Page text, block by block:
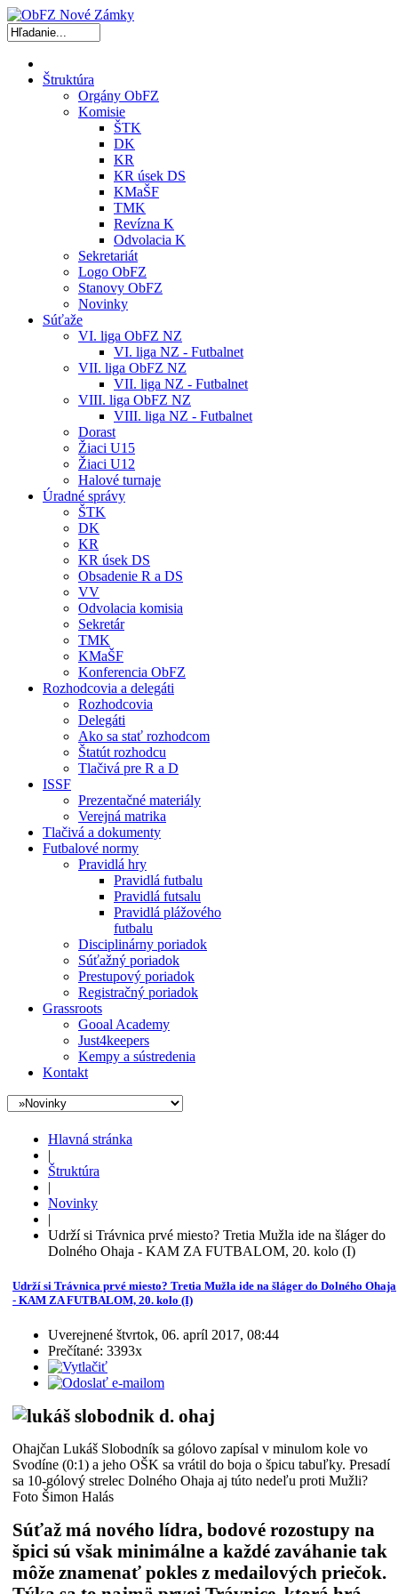
Štruktúra
Orgány ObFZ
Komisie
ŠTK
DK
KR
KR úsek DS
KMaŠF
TMK
Revízna K
Odvolacia K
Sekretariát
Logo ObFZ
Stanovy ObFZ
Novinky
Súťaže
VI. liga ObFZ NZ
VI. liga NZ - Futbalnet
VII. liga ObFZ NZ
VII. liga NZ - Futbalnet
VIII. liga ObFZ NZ
VIII. liga NZ - Futbalnet
Dorast
Žiaci U15
Žiaci U12
Halové turnaje
Úradné správy
ŠTK
DK
KR
KR úsek DS
Obsadenie R a DS
VV
Odvolacia komisia
Sekretár
TMK
KMaŠF
Konferencia ObFZ
Rozhodcovia a delegáti
Rozhodcovia
Delegáti
Ako sa stať rozhodcom
Štatút rozhodcu
Tlačivá pre R a D
ISSF
Prezentačné materiály
Verejná matrika
Tlačivá a dokumenty
Futbalové normy
Pravidlá hry
Pravidlá futbalu
Pravidlá futsalu
Pravidlá plážového
futbalu
Disciplinárny poriadok
Súťažný poriadok
Prestupový poriadok
Registračný poriadok
Grassroots
Gooal Academy
Just4keepers
Kempy a sústredenia
Kontakt
Hlavná stránka
|
Štruktúra
|
Novinky
|
Udrží si Trávnica prvé miesto? Tretia Mužla ide na šláger do
Dolného Ohaja - KAM ZA FUTBALOM, 20. kolo (I)
Udrží si Trávnica prvé miesto? Tretia Mužla ide na šláger do Dolného Ohaja
- KAM ZA FUTBALOM, 20. kolo (I)
Uverejnené štvrtok, 06. apríl 2017, 08:44
Prečítané: 3393x
Ohajčan Lukáš Slobodník sa gólovo zapísal v minulom kole vo
Svodíne (0:1) a jeho OŠK sa vrátil do boja o špicu tabuľky. Presadí
sa 10-gólový strelec Dolného Ohaja aj túto nedeľu proti Mužli?
Foto Šimon Halás
Súťaž má nového lídra, bodové rozostupy na
špici sú však minimálne a každé zaváhanie tak
môže znamenať pokles z medailových priečok.